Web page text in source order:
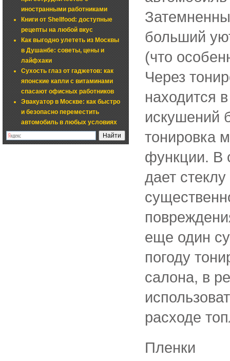
иностранными работниками
Книги от Shellfood: доступные
рецепты на любой вкус
Как выгодно улететь из Москвы
в Душанбе: советы, цены и
лайфхаки
Сухость глаз от гаджетов: как
японские капли с витаминами
спасают офисных работников
Эвакуатор в Москве: как быстро
и безопасно переместить
автомобиль в любых условиях
больший
(что
Через
находится
искушений
тонировка
функции. В
дает
еще один
погоду
салона, в
расходе
Пленки